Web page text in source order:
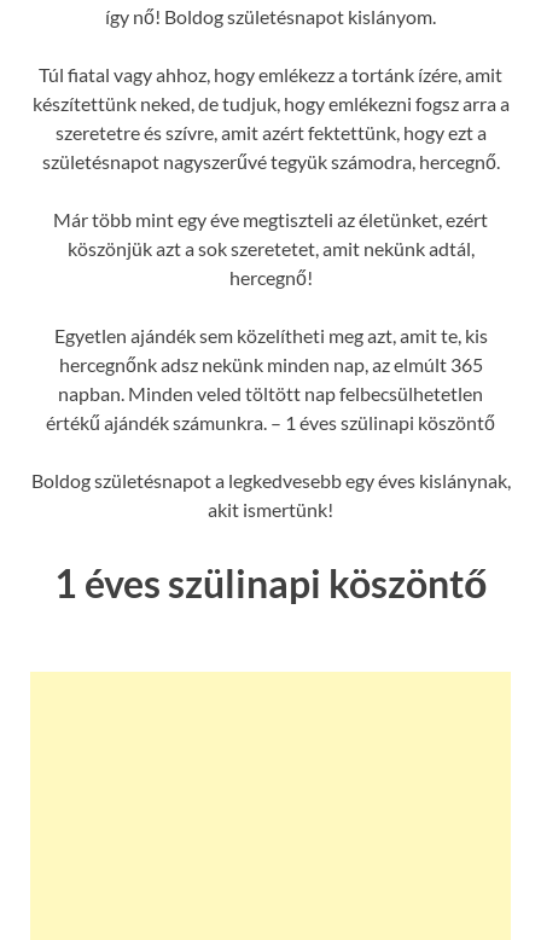
így nő! Boldog születésnapot kislányom.
Túl fiatal vagy ahhoz, hogy emlékezz a tortánk ízére, amit
készítettünk neked, de tudjuk, hogy emlékezni fogsz arra a
szeretetre és szívre, amit azért fektettünk, hogy ezt a
születésnapot nagyszerűvé tegyük számodra, hercegnő.
Már több mint egy éve megtiszteli az életünket, ezért
köszönjük azt a sok szeretetet, amit nekünk adtál,
hercegnő!
Egyetlen ajándék sem közelítheti meg azt, amit te, kis
hercegnőnk adsz nekünk minden nap, az elmúlt 365
napban. Minden veled töltött nap felbecsülhetetlen
értékű ajándék számunkra. – 1 éves szülinapi köszöntő
Boldog születésnapot a legkedvesebb egy éves kislánynak,
akit ismertünk!
1 éves szülinapi köszöntő